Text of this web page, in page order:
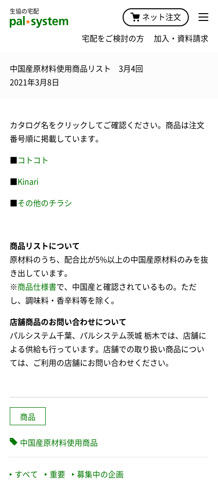
生協の宅配
ネット注文
宅配をご検討の方 加入・資料請求
中国産原材料使用商品リスト 3月4回
2021年3月8日
カタログ名をクリックしてご確認ください。商品は注文
番号順に掲載しています。
コトコト
Kinari
その他のチラシ
商品リストについて
原材料のうち、配合比が5%以上の中国産原材料のみを抜
き出しています。
※商品仕様書で、中国産と確認されているもの。ただ
し、調味料・香辛料等を除く。
店舗商品のお問い合わせについて
パルシステム千葉、パルシステム茨城 栃木では、店舗に
よる供給も行っています。店舗での取り扱い商品につい
ては、ご利用の店舗にお問い合わせください。
商品
中国産原材料使用商品
すべて 重要 募集中の企画